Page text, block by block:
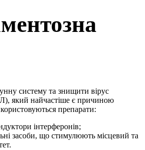
систему та знищити вірус
який найчастіше є причиною
препарати:
інтерферонів;
засоби, що стимулюють місцевий та